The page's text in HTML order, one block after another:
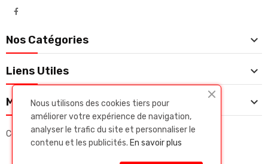
Nos Catégories 
Liens Utiles 
Mon Compte 
Copyright © Daluz developpeent. Tous droits réservés.
Nous utilisons des cookies tiers pour
améliorer votre expérience de navigation,
analyser le trafic du site et personnaliser le
contenu et les publicités. En savoir plus